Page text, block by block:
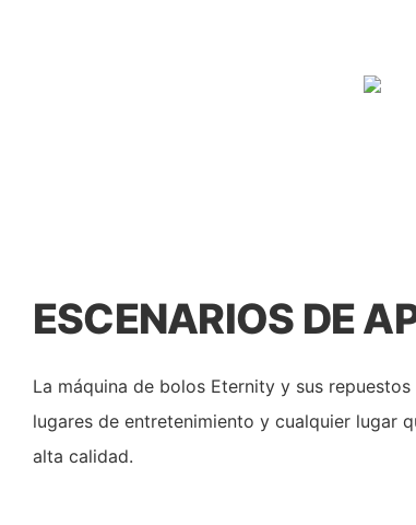
ESCENARIOS DE
La máquina de bolos Eternity y sus
lugares de entretenimiento y cualquier lugar
alta calidad.